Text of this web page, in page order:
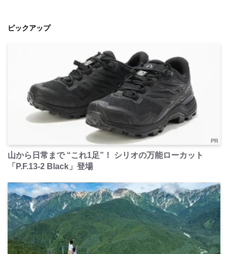
ピックアップ
PR
山から日常まで “これ1足”！ シリオの万能ローカット
「P.F.13-2 Black」登場